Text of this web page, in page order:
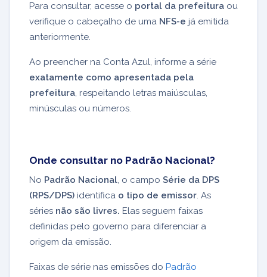
Para consultar, acesse o portal da prefeitura ou
verifique o cabeçalho de uma NFS-e já emitida
anteriormente.
Ao preencher na Conta Azul, informe a série
exatamente como apresentada pela
prefeitura, respeitando letras maiúsculas,
minúsculas ou números.
Onde consultar no Padrão Nacional?
No Padrão Nacional, o campo Série da DPS
(RPS/DPS) identifica o tipo de emissor. As
séries não são livres. Elas seguem faixas
definidas pelo governo para diferenciar a
origem da emissão.
Faixas de série nas emissões do Padrão